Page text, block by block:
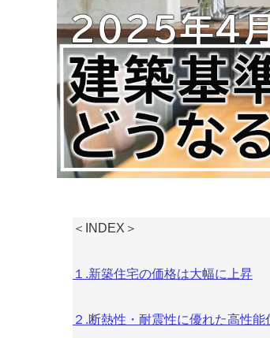
＜INDEX＞
１.新築住宅の価格は大幅に上昇
２.断熱性・耐震性に優れた高性